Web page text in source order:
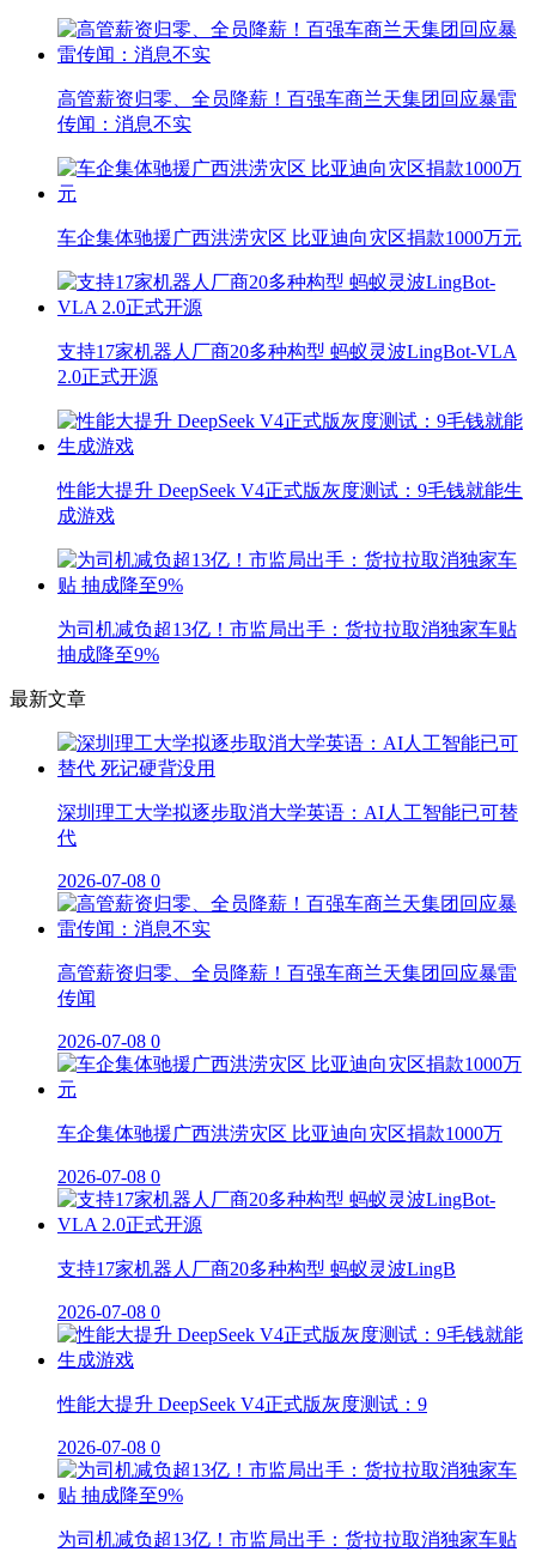
高管薪资归零、全员降薪！百强车商兰天集团回应暴雷
传闻：消息不实
车企集体驰援广西洪涝灾区 比亚迪向灾区捐款1000万元
支持17家机器人厂商20多种构型 蚂蚁灵波LingBot-VLA
2.0正式开源
性能大提升 DeepSeek V4正式版灰度测试：9毛钱就能生
成游戏
为司机减负超13亿！市监局出手：货拉拉取消独家车贴
抽成降至9%
最新文章
深圳理工大学拟逐步取消大学英语：AI人工智能已可替
代
2026-07-08 0
高管薪资归零、全员降薪！百强车商兰天集团回应暴雷
传闻
2026-07-08 0
车企集体驰援广西洪涝灾区 比亚迪向灾区捐款1000万
2026-07-08 0
支持17家机器人厂商20多种构型 蚂蚁灵波LingB
2026-07-08 0
性能大提升 DeepSeek V4正式版灰度测试：9
2026-07-08 0
为司机减负超13亿！市监局出手：货拉拉取消独家车贴